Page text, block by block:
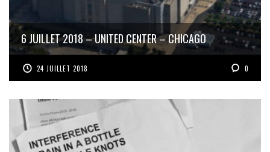
6 JUILLET 2018 – UNITED CENTER – CHICAGO
24 JUILLET 2018 0